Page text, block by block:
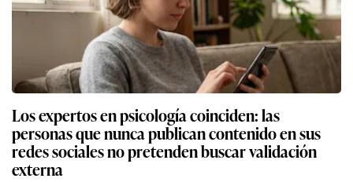
Los expertos en psicología coinciden: las
personas que nunca publican contenido en sus
redes sociales no pretenden buscar validación
externa